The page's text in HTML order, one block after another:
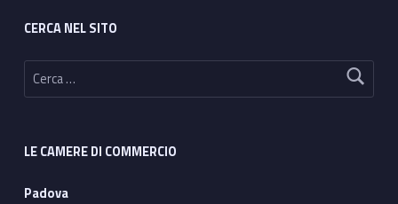
CERCA NEL SITO
Ricerca per:
LE CAMERE DI COMMERCIO
Padova